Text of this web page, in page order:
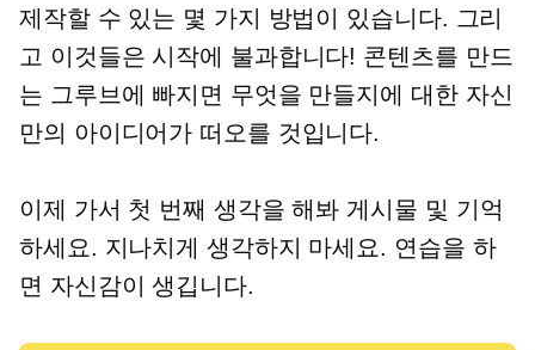
제작할 수 있는 몇 가지 방법이 있습니다. 그리
고 이것들은 시작에 불과합니다! 콘텐츠를 만드
는 그루브에 빠지면 무엇을 만들지에 대한 자신
만의 아이디어가 떠오를 것입니다.
이제 가서 첫 번째 생각을 해봐 게시물 및 기억
하세요. 지나치게 생각하지 마세요. 연습을 하
면 자신감이 생깁니다.